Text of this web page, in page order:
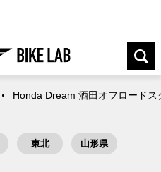
Honda Dream 酒田オフロードス
東北 山形県